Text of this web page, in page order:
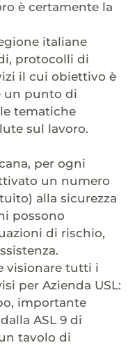
è certamente la
italiane
protocolli di
il cui obiettivo è
un punto di
tematiche
sul lavoro.
per ogni
un numero
alla sicurezza
possono
di rischio,
visionare tutti i
per Azienda USL:
importante
ASL 9 di
tavolo di